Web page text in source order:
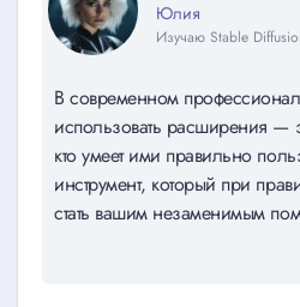
Юлия
Изучаю Stable
В современном
использовать расширения —
кто умеет ими правильно
инструмент, который при
стать вашим незаменимым